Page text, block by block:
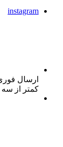
instagram
ارسال
کمتر از